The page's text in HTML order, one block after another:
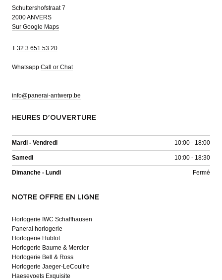
Schuttershofstraat 7
2000 ANVERS
Sur Google Maps
T 32 3 651 53 20
Whatsapp Call or Chat
info@panerai-antwerp.be
HEURES D'OUVERTURE
Mardi - Vendredi 10:00 - 18:00
Samedi 10:00 - 18:30
Dimanche - Lundi Fermé
NOTRE OFFRE EN LIGNE
Horlogerie IWC Schaffhausen
Panerai horlogerie
Horlogerie Hublot
Horlogerie Baume & Mercier
Horlogerie Bell & Ross
Horlogerie Jaeger-LeCoultre
Haesevoets Exquisite